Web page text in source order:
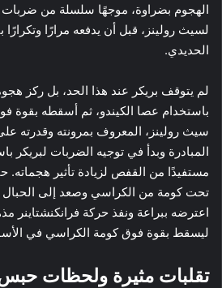
الهجوم بضراوة، موجهًا سلسلة من ضربات
لسيث رولينز، قبل أن يدفعه مرارًا
الحديدي.
لم يتوقف بريكر عند هذا الحد، بل ركز
باستخدام عصا الكيندو، ثم أسقطه
سيث رولينز، المعروف بمرونته وقدرته
المبادرة وبدأ في توجيه الضربات لبريكر
مستفيدًا من القفص لزيادة تأثير هجماته.
تحت كومة من الكراسي وصعد إلى الحبال
اعترضه ببراعة ونفذ حركة فرانكنشتاينر
ليسقط بقوة فوق كومة الكراسي في
تقلبات مثيرة ولحظات